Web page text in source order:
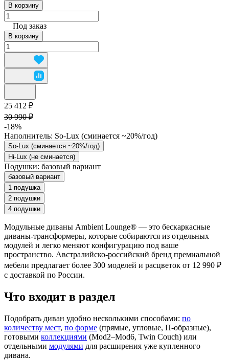
В корзину
Под заказ
В корзину
25 412 ₽
30 990 ₽
-18%
Наполнитель: So-Lux (cминается ~20%/год)
So-Lux (cминается ~20%/год)
Hi-Lux (не сминается)
Подушки: базовый вариант
базовый вариант
1 подушка
2 подушки
4 подушки
Модульные диваны Ambient Lounge® — это бескаркасные
диваны-трансформеры, которые собираются из отдельных
модулей и легко меняют конфигурацию под ваше
пространство. Австралийско-российский бренд премиальной
мебели предлагает более 300 моделей и расцветок от 12 990 ₽
с доставкой по России.
Что входит в раздел
Подобрать диван удобно несколькими способами: по
количеству мест, по форме (прямые, угловые, П-образные),
готовыми коллекциями (Mod2–Mod6, Twin Couch) или
отдельными модулями для расширения уже купленного
дивана.